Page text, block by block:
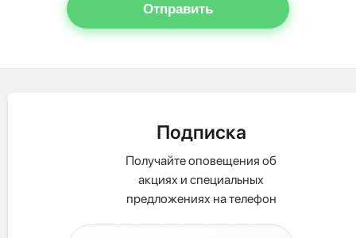
Отправить
Подписка
Получайте оповещения об
акциях и специальных
предложениях на телефон